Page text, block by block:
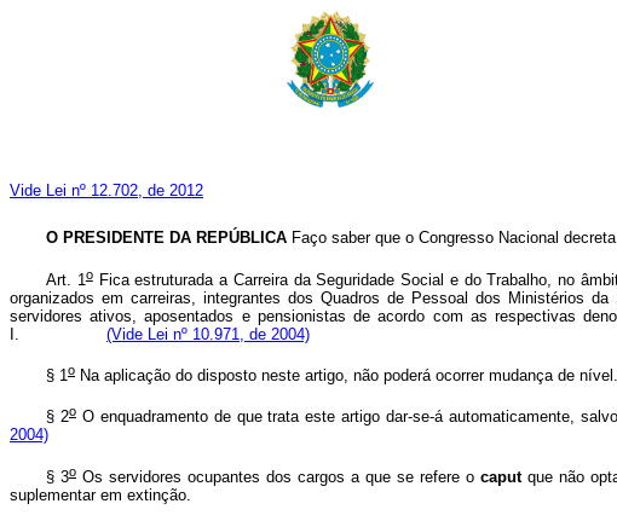
Vide Lei nº 12.702, de 2012
O PRESIDENTE DA REPÚBLICA Faço saber que o Congresso Nacional
Art. 1oFica estruturada a Carreira da Seguridade Social e do Trabalho, no
organizados em carreiras, integrantes dos Quadros de Pessoal dos Ministérios
servidores ativos, aposentados e pensionistas de acordo com as respectivas
(Vide Lei nº 10.971, de 2004)
§ 1o Na aplicação do disposto neste artigo, não poderá ocorrer mudança de nível.
§ 2oO enquadramento de que trata este artigo dar-se-á automaticamente,
2004)
§ 3o Os servidores ocupantes dos cargos a que se refere o caputque não
suplementar em extinção.